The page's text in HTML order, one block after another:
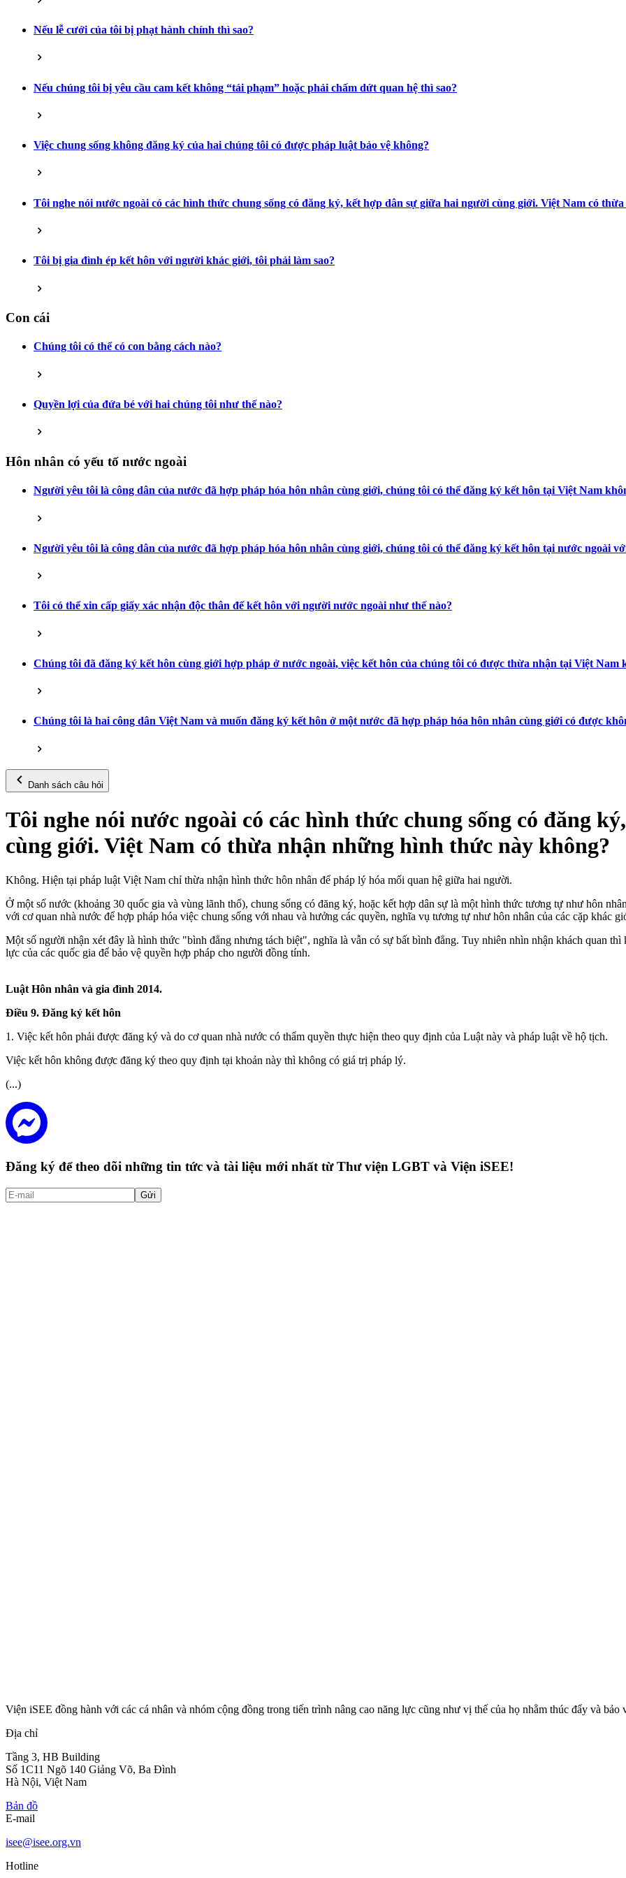
Nếu lễ cưới của tôi bị phạt hành chính thì sao?
Nếu chúng tôi bị yêu cầu cam kết không “tái phạm” hoặc phải chấm dứt quan hệ thì sao?
Việc chung sống không đăng ký của hai chúng tôi có được pháp luật bảo vệ không?
Tôi nghe nói nước ngoài có các hình thức chung sống có đăng ký, kết hợp dân sự giữa hai người cùng giới. Việt Nam có
Tôi bị gia đình ép kết hôn với người khác giới, tôi phải làm sao?
Con cái
Chúng tôi có thể có con bằng cách nào?
Quyền lợi của đứa bé với hai chúng tôi như thế nào?
Hôn nhân có yếu tố nước ngoài
Người yêu tôi là công dân của nước đã hợp pháp hóa hôn nhân cùng giới, chúng tôi có thể đăng ký kết hôn tại Việt Nam
Người yêu tôi là công dân của nước đã hợp pháp hóa hôn nhân cùng giới, chúng tôi có thể đăng ký kết hôn tại nước ngoài
Tôi có thể xin cấp giấy xác nhận độc thân để kết hôn với người nước ngoài như thế nào?
Chúng tôi đã đăng ký kết hôn cùng giới hợp pháp ở nước ngoài, việc kết hôn của chúng tôi có được thừa nhận tại Việt Nam
Chúng tôi là hai công dân Việt Nam và muốn đăng ký kết hôn ở một nước đã hợp pháp hóa hôn nhân cùng giới có được
Danh sách câu hỏi
Tôi nghe nói nước ngoài có các hình thức chung sống có đăng
cùng giới. Việt Nam có thừa nhận những hình thức này không?
Không. Hiện tại pháp luật Việt Nam chỉ thừa nhận hình thức hôn nhân để pháp lý hóa mối quan hệ giữa hai người.
Ở một số nước (khoảng 30 quốc gia và vùng lãnh thổ), chung sống có đăng ký, hoặc kết hợp dân sự là một hình thức tương tự như hôn
với cơ quan nhà nước để hợp pháp hóa việc chung sống với nhau và hưởng các quyền, nghĩa vụ tương tự như hôn nhân của các cặp khác
Một số người nhận xét đây là hình thức "bình đẳng nhưng tách biệt", nghĩa là vẫn có sự bất bình đẳng. Tuy nhiên nhìn nhận khách quan
lực của các quốc gia để bảo vệ quyền hợp pháp cho người đồng tính.
Luật Hôn nhân và gia đình 2014.
Điều 9. Đăng ký kết hôn
1. Việc kết hôn phải được đăng ký và do cơ quan nhà nước có thẩm quyền thực hiện theo quy định của Luật này và pháp luật về hộ tịch.
Việc kết hôn không được đăng ký theo quy định tại khoản này thì không có giá trị pháp lý.
(...)
Đăng ký để theo dõi những tin tức và tài liệu mới nhất từ Thư viện LGBT và Viện iSEE!
Gửi
Viện iSEE đồng hành với các cá nhân và nhóm cộng đồng trong tiến trình nâng cao năng lực cũng như vị thế của họ nhằm thúc đẩy và bảo
Địa chỉ
Tầng 3, HB Building
Số 1C11 Ngõ 140 Giảng Võ, Ba Đình
Hà Nội, Việt Nam
Bản đồ
E-mail
isee@isee.org.vn
Hotline